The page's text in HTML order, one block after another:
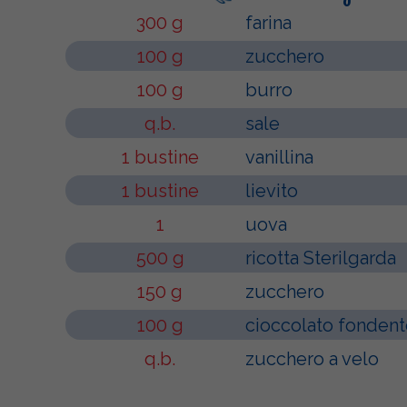
300 g
farina
100 g
zucchero
100 g
burro
q.b.
sale
1 bustine
vanillina
1 bustine
lievito
1
uova
500 g
ricotta Sterilgarda
150 g
zucchero
100 g
cioccolato
q.b.
zucchero a velo